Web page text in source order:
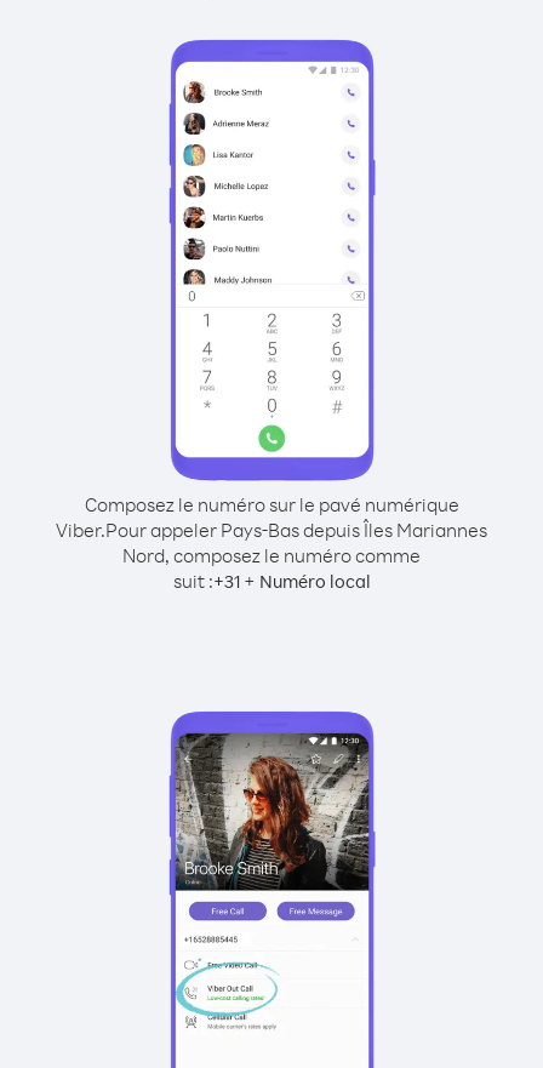
Composez le numéro sur le pavé numérique
Viber.Pour appeler Pays-Bas depuis Îles Mariannes
Nord, composez le numéro comme
suit :+31+ Numéro local